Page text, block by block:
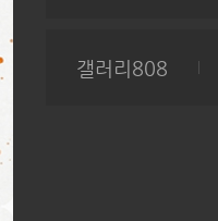
갤러리808